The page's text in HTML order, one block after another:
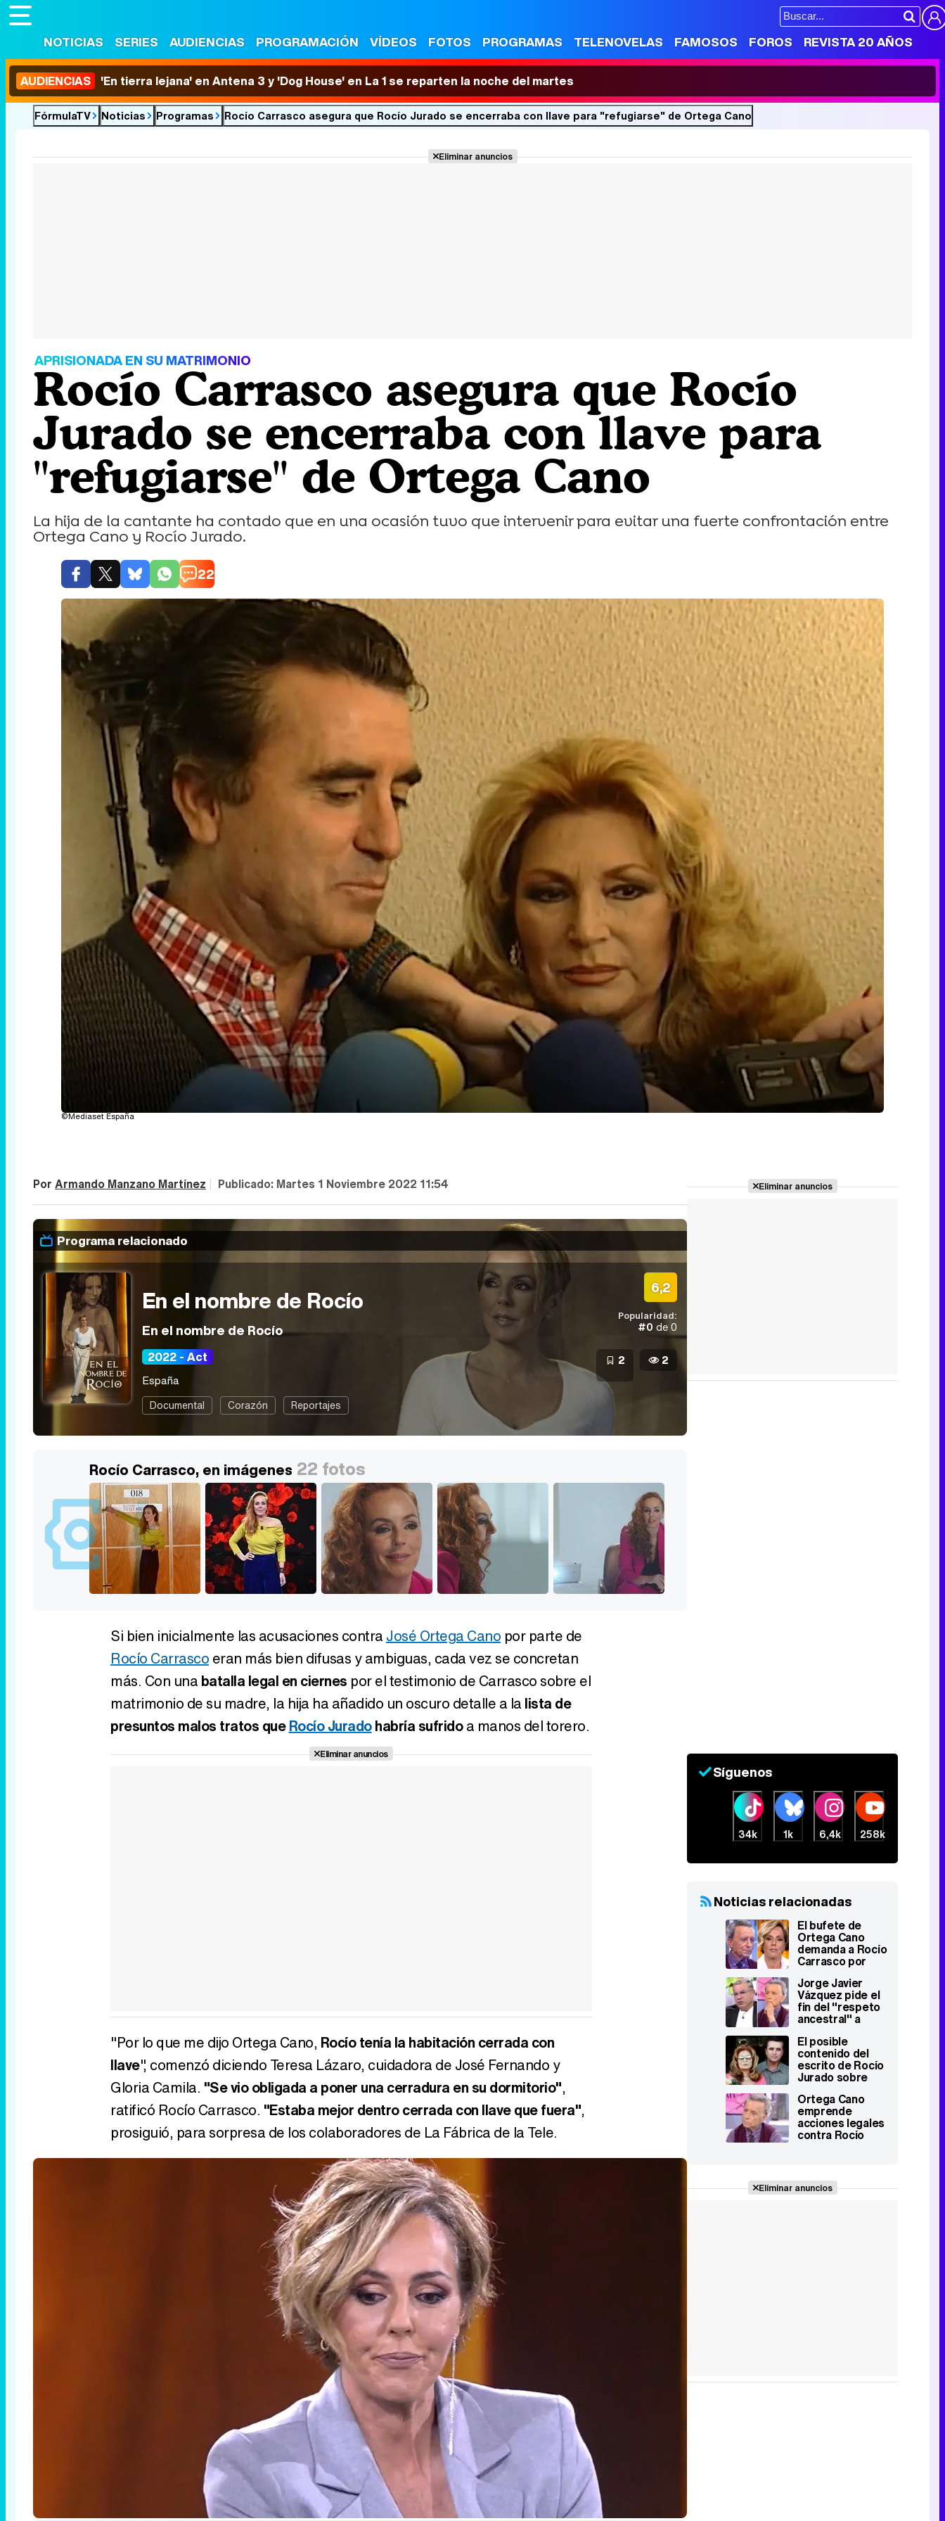
NOTICIAS SERIES AUDIENCIAS PROGRAMACIÓN VÍDEOS FOTOS PROGRAMAS TELENOVELAS FAMOSOS FOROS REVISTA 20 AÑOS
AUDIENCIAS 'En tierra lejana' en Antena 3 y 'Dog House' en La 1 se reparten la noche del martes
FórmulaTV Noticias Programas Rocío Carrasco asegura que Rocío Jurado se encerraba con llave para "refugiarse" de Ortega Cano
Eliminar anuncios
APRISIONADA EN SU MATRIMONIO
Rocío Carrasco asegura que Rocío
Jurado se encerraba con llave para
"refugiarse" de Ortega Cano
La hija de la cantante ha contado que en una ocasión tuvo que intervenir para evitar una fuerte confrontación entre
Ortega Cano y Rocío Jurado.
22
©Mediaset España
Por Armando Manzano Martínez | Publicado: Martes 1 Noviembre 2022 11:54
Programa relacionado
En el nombre de Rocío
En el nombre de Rocío
2022 - Act
España
Documental Corazón Reportajes
6,2
Popularidad:
#0 de 0
2 2
Rocío Carrasco, en imágenes 22 fotos
Si bien inicialmente las acusaciones contra José Ortega Cano por parte de
Rocío Carrasco eran más bien difusas y ambiguas, cada vez se concretan
más. Con una batalla legal en ciernes por el testimonio de Carrasco sobre el
matrimonio de su madre, la hija ha añadido un oscuro detalle a la lista de
presuntos malos tratos queRocío Juradohabría sufridoa manos del torero.
Eliminar anuncios
"Por lo que me dijo Ortega Cano, Rocío tenía la habitación cerrada con
llave", comenzó diciendo Teresa Lázaro, cuidadora de José Fernando y
Gloria Camila. "Se vio obligada a poner una cerradura en su dormitorio",
ratificó Rocío Carrasco. "Estaba mejor dentro cerrada con llave que fuera",
prosiguió, para sorpresa de los colaboradores de La Fábrica de la Tele.
Eliminar anuncios
Síguenos
34k 1k 6,4k 258k
Noticias relacionadas
El bufete de
Ortega Cano
demanda a Rocío
Carrasco por
presuntamente
falsificar el
diario de Rocío
Jurado
Jorge Javier
Vázquez pide el
fin del "respeto
ancestral" a
"Es una ofensa a
la sociedad"
El posible
contenido del
escrito de Rocío
Jurado sobre
me ha dado la
primera hostia
del día"
Ortega Cano
emprende
acciones legales
contra Rocío
maldad"
Eliminar anuncios